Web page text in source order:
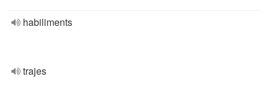
habiliments
trajes